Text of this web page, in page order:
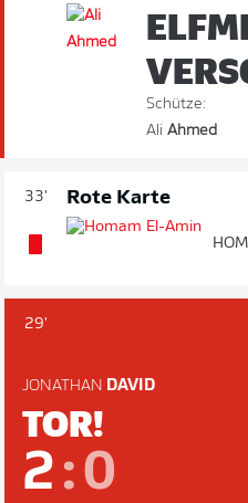
Schütze:
Ali Ahmed
33' Rote Karte
29'
JONATHAN DAVID
TOR!
2 :0